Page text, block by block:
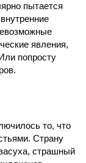
пытается
явления,
попросту
то, что
Страну
страшный